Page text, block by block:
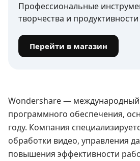
Профессиональные
творчества и продуктивности
Перейти в магазин
Wondershare — международный
программного обеспечения,
году. Компания
обработки видео, управления
повышения эффективности